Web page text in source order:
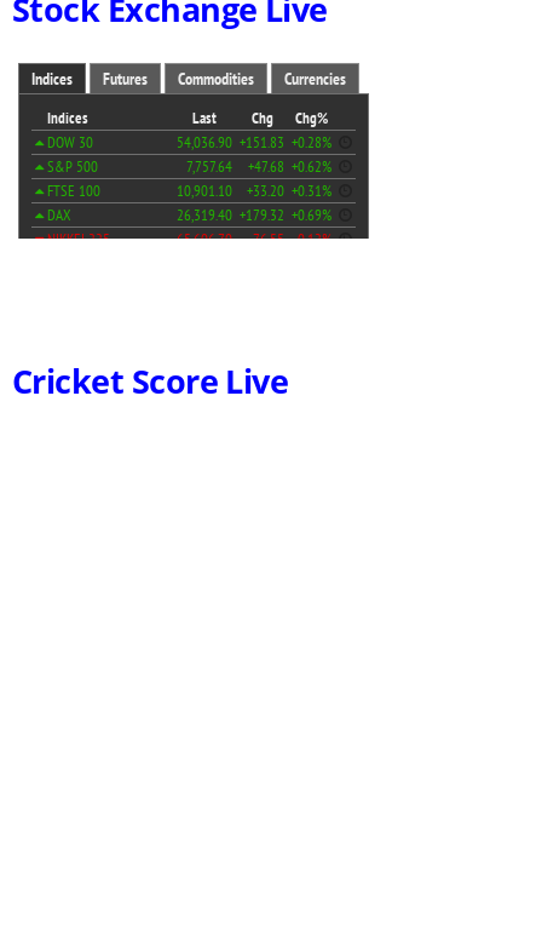
Cricket Score Live